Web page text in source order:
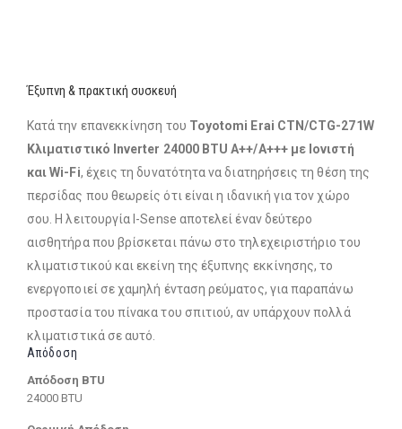
Έξυπνη & πρακτική συσκευή
Κατά την επανεκκίνηση του Toyotomi Erai CTN/CTG-271W
Κλιματιστικό Inverter 24000 BTU A++/A+++ με Ιονιστή
και Wi-Fi, έχεις τη δυνατότητα να διατηρήσεις τη θέση της
περσίδας που θεωρείς ότι είναι η ιδανική για τον χώρο
σου. Η λειτουργία I-Sense αποτελεί έναν δεύτερο
αισθητήρα που βρίσκεται πάνω στο τηλεχειριστήριο του
κλιματιστικού και εκείνη της έξυπνης εκκίνησης, το
ενεργοποιεί σε χαμηλή ένταση ρεύματος, για παραπάνω
προστασία του πίνακα του σπιτιού, αν υπάρχουν πολλά
κλιματιστικά σε αυτό.
Απόδοση
Απόδοση BTU
24000 BTU